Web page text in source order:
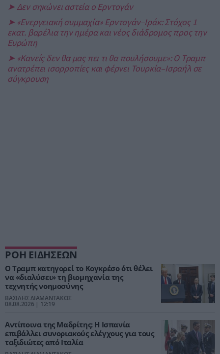
➤ Δεν σηκώνει αστεία ο Ερντογάν
➤ «Ενεργειακή συμμαχία» Ερντογάν–Ιράκ: Στόχος 1
εκατ. βαρέλια την ημέρα και νέος διάδρομος προς την
Ευρώπη
➤ «Κανείς δεν θα μας πει τι θα πουλήσουμε»: Ο Τραμπ
ανατρέπει ισορροπίες και φέρνει Τουρκία–Ισραήλ σε
σύγκρουση
ΡΟΗ ΕΙΔΗΣΕΩΝ
Ο Τραμπ κατηγορεί το Κογκρέσο ότι θέλει
να «διαλύσει» τη βιομηχανία της
τεχνητής νοημοσύνης
ΒΑΣΙΛΗΣ ΔΙΑΜΑΝΤΑΚΟΣ
08.08.2026 | 12:19
Αντίποινα της Μαδρίτης: Η Ισπανία
επιβάλλει συνοριακούς ελέγχους για τους
ταξιδιώτες από Ιταλία